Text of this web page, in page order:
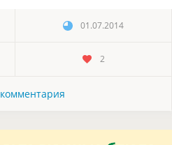
01.07.2014
2
комментария